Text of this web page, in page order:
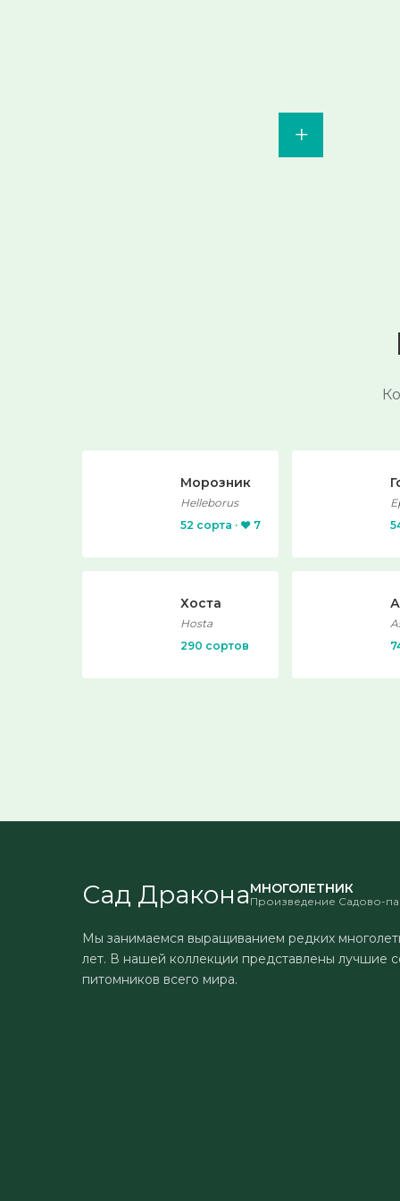
+
Морозник
Helleborus
52 сорта · ❤️ 7
Хоста
Hosta
290 сортов
Сад ДраконаМНОГОЛЕТНИК
Произведение Садово-
Мы занимаемся выращиванием редких
лет. В нашей коллекции представлены лучшие
питомников всего мира.